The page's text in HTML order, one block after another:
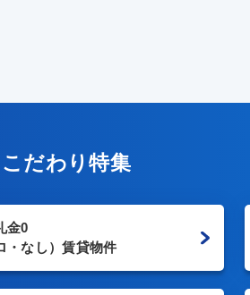
こだわり特集
金0
・なし）賃貸物件